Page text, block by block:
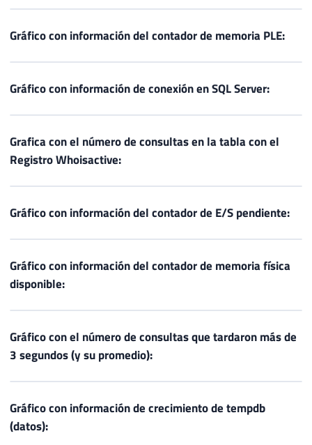
Gráfico con información del contador de memoria PLE:
Gráfico con información de conexión en SQL Server:
Grafica con el número de consultas en la tabla con el
Registro Whoisactive:
Gráfico con información del contador de E/S pendiente:
Gráfico con información del contador de memoria física
disponible:
Gráfico con el número de consultas que tardaron más de
3 segundos (y su promedio):
Gráfico con información de crecimiento de tempdb
(datos):